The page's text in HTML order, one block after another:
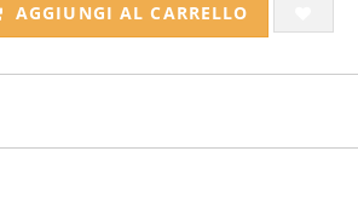
AGGIUNGI AL CARRELLO